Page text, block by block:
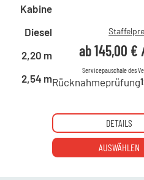
Kabine
Diesel
2,20 m
2,54 m
ab 21 Tagen
ab145,00 €
Servicepauschale des
Rücknahmeprüfung
DETAILS
AUSWÄHLEN